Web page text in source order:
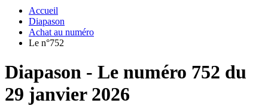
Accueil
Diapason
Achat au numéro
Le n°752
Diapason - Le numéro 752 du
29 janvier 2026